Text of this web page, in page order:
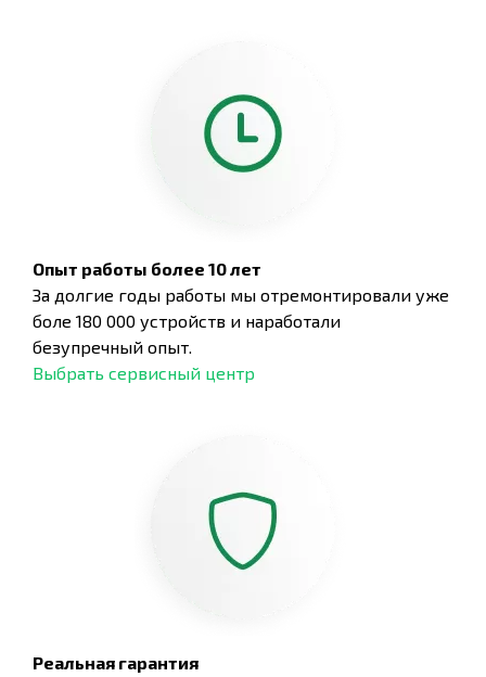
Опыт работы более 10 лет
За долгие годы работы мы отремонтировали уже
боле 180 000 устройств и наработали
безупречный опыт.
Выбрать сервисный центр
Реальная гарантия